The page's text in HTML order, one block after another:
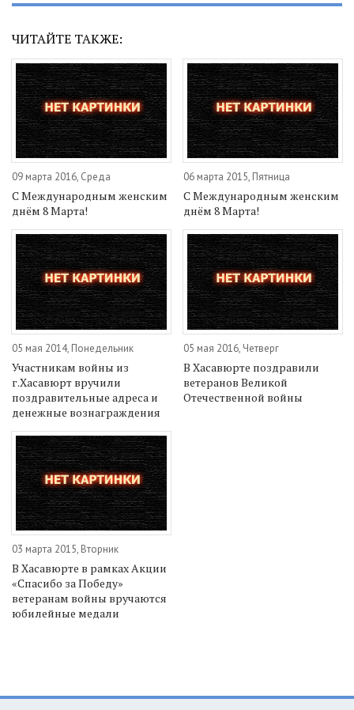
ЧИТАЙТЕ ТАКЖЕ:
09 марта 2016, Среда
С Международным женским
днём 8 Марта!
06 марта 2015, Пятница
С Международным женским
днём 8 Марта!
05 мая 2014, Понедельник
Участникам войны из
г.Хасавюрт вручили
поздравительные адреса и
денежные вознаграждения
05 мая 2016, Четверг
В Хасавюрте поздравили
ветеранов Великой
Отечественной войны
03 марта 2015, Вторник
В Хасавюрте в рамках Акции
«Спасибо за Победу»
ветеранам войны вручаются
юбилейные медали